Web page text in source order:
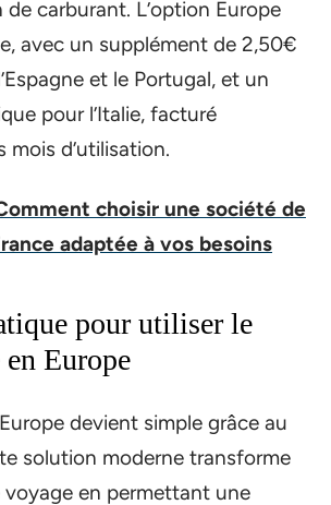
carburant. L’option Europe
avec un supplément de 2,50€
et le Portugal, et un
pour l’Italie, facturé
mois d’utilisation.
choisir une société de
adaptée à vos besoins
pour utiliser le
en Europe
devient simple grâce au
solution moderne transforme
voyage en permettant une